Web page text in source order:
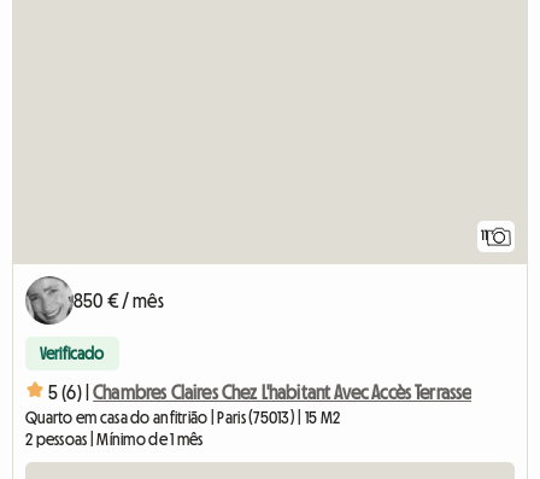
11
850 € / mês
Verificado
5 (6) | Chambres Claires Chez L'habitant Avec Accès Terrasse
Quarto em casa do anfitrião | Paris (75013) | 15 M2
2 pessoas | Mínimo de 1 mês